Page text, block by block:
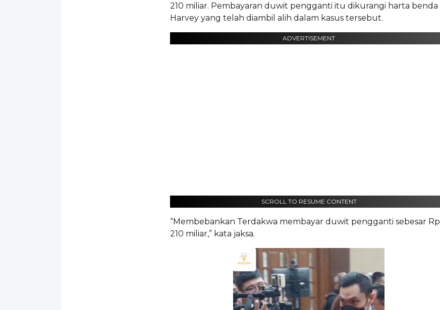
210 miliar. Pembayaran duwit pengganti itu dikurangi harta benda
Harvey yang telah diambil alih dalam kasus tersebut.
ADVERTISEMENT
SCROLL TO RESUME CONTENT
“Membebankan Terdakwa membayar duwit pengganti sebesar Rp
210 miliar,” kata jaksa.